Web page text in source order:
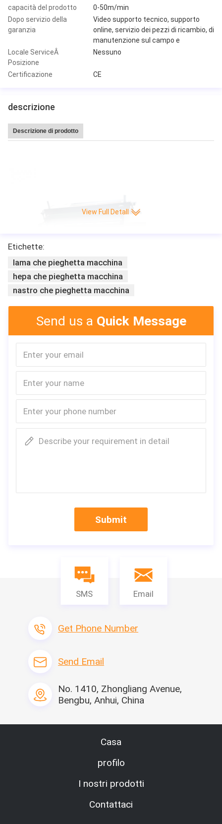
capacità del prodotto
0-50m/min
Dopo servizio della
garanzia
Video supporto tecnico, supporto
online, servizio dei pezzi di ricambio, di
manutenzione sul campo e
Locale ServiceÂ
Posizione
Nessuno
Certificazione CE
descrizione
Descrizione di prodotto
View Full Detall
Etichette:
lama che pieghetta macchina
hepa che pieghetta macchina
nastro che pieghetta macchina
Send us a Quick Message
Describe your requirement in detail
Submit
SMS Email
Get Phone Number
Send Email
No. 1410, Zhongliang Avenue,
Bengbu, Anhui, China
Casa
profilo
I nostri prodotti
Contattaci